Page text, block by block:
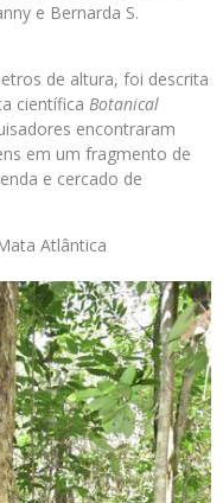
e Bernarda S.
de altura, foi descrita
científica Botanical
encontraram
em um fragmento de
e cercado de